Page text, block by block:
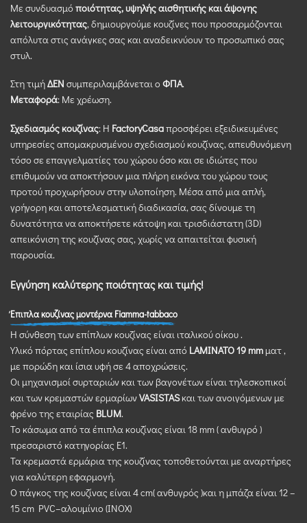
Με συνδυασμόποιότητας, υψηλής αισθητικής και άψογης
λειτουργικότητας, δημιουργούμε κουζίνες που προσαρμόζονται
απόλυτα στις ανάγκες σας και αναδεικνύουν το προσωπικό σας
στυλ.
Στη τιμήΔΕΝ συμπεριλαμβάνεται οΦΠΑ.
Μεταφορά: Με χρέωση.
Σχεδιασμός κουζίνας: Η FactoryCasaπροσφέρει εξειδικευμένες
υπηρεσίες απομακρυσμένου σχεδιασμού κουζίνας, απευθυνόμενη
τόσο σε επαγγελματίες του χώρου όσο και σε ιδιώτες που
επιθυμούν να αποκτήσουν μια πλήρη εικόνα του χώρου τους
προτού προχωρήσουν στην υλοποίηση. Μέσα από μια απλή,
γρήγορη και αποτελεσματική διαδικασία, σας δίνουμε τη
δυνατότητα να αποκτήσετε κάτοψη και τρισδιάστατη (3D)
απεικόνιση της κουζίνας σας, χωρίς να απαιτείται φυσική
παρουσία.
Εγγύηση καλύτερης ποιότητας και τιμής!
Έπιπλα κουζίνας μοντέρνα Fiamma-tabbaco
Η σύνθεση των επίπλων κουζίνας είναι ιταλικού οίκου .
Υλικό πόρτας επίπλου κουζίνας είναι από LAMINATO 19 mm ματ ,
με πορώδη και ίσια υφή σε 4 αποχρώσεις.
Οι μηχανισμοί συρταριών και των βαγονέτων είναι τηλεσκοπικοί
και των κρεμαστών ερμαρίωνVASISTASκαι των ανοιγόμενων με
φρένο της εταιρίας BLUM.
Το κάσωμα από τα έπιπλα κουζίνας είναι 18 mm ( ανθυγρό )
πρεσαριστό κατηγορίας Ε1.
Τα κρεμαστά ερμάρια της κουζίνας τοποθετούνται με αναρτήρες
για καλύτερη εφαρμογή.
Ο πάγκος της κουζίνας είναι 4 cm( ανθυγρός )και η μπάζα είναι 12 –
15 cm PVC–αλουμίνιο (INOX)